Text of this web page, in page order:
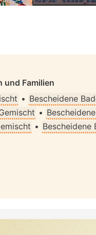
und Familien
• Bescheidene
•
• Bescheidene